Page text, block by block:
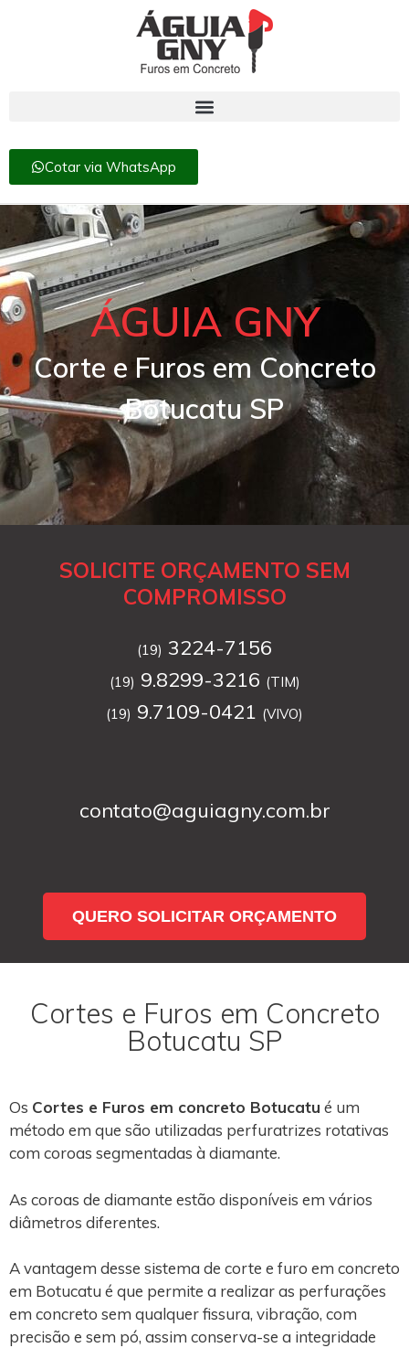
Cotar via WhatsApp
ÁGUIA GNY
Corte e Furos em Concreto
Botucatu SP
SOLICITE ORÇAMENTO SEM
COMPROMISSO
(19) 3224-7156
(19) 9.8299-3216 (TIM)
(19) 9.7109-0421 (VIVO)
contato@aguiagny.com.br
QUERO SOLICITAR ORÇAMENTO
Cortes e Furos em Concreto
Botucatu SP
Os Cortes e Furos em concreto Botucatu é um
método em que são utilizadas perfuratrizes rotativas
com coroas segmentadas à diamante.
As coroas de diamante estão disponíveis em vários
diâmetros diferentes.
A vantagem desse sistema de corte e furo em concreto
em Botucatu é que permite a realizar as perfurações
em concreto sem qualquer fissura, vibração, com
precisão e sem pó, assim conserva-se a integridade